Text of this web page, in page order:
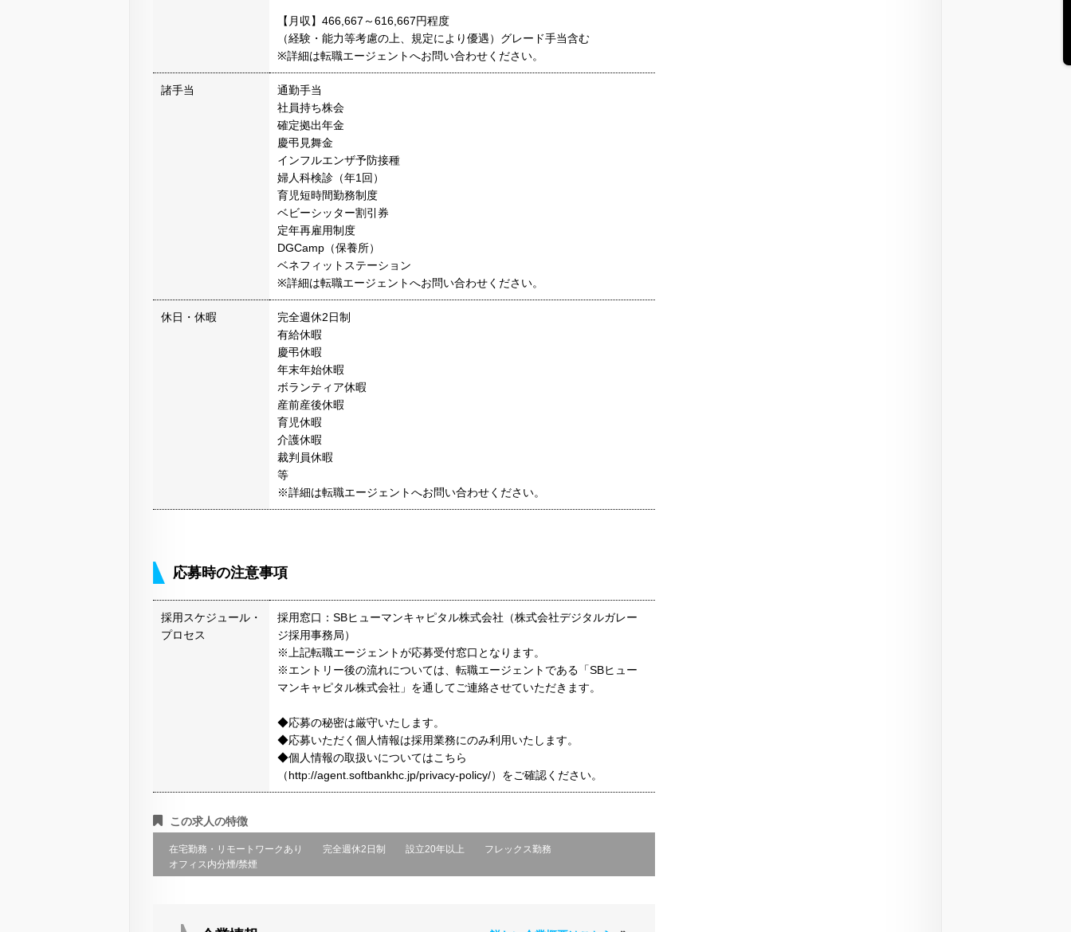
【月収】466,667～616,667円程度
（経験・能力等考慮の上、規定により優遇）グレード手当含む
※詳細は転職エージェントへお問い合わせください。
諸手当
通勤手当
社員持ち株会
確定拠出年金
慶弔見舞金
インフルエンザ予防接種
婦人科検診（年1回）
育児短時間勤務制度
ベビーシッター割引券
定年再雇用制度
DGCamp（保養所）
ベネフィットステーション
※詳細は転職エージェントへお問い合わせください。
休日・休暇
完全週休2日制
有給休暇
慶弔休暇
年末年始休暇
ボランティア休暇
産前産後休暇
育児休暇
介護休暇
裁判員休暇
等
※詳細は転職エージェントへお問い合わせください。
応募時の注意事項
採用スケジュール・
プロセス
採用窓口：SBヒューマンキャピタル株式会社（株式会社デジタルガレー
ジ採用事務局）
※上記転職エージェントが応募受付窓口となります。
※エントリー後の流れについては、転職エージェントである「SBヒュー
マンキャピタル株式会社」を通してご連絡させていただきます。
◆応募の秘密は厳守いたします。
◆応募いただく個人情報は採用業務にのみ利用いたします。
◆個人情報の取扱いについてはこちら
（http://agent.softbankhc.jp/privacy-policy/）をご確認ください。
この求人の特徴
在宅勤務・リモートワークあり 完全週休2日制 設立20年以上
フレックス勤務
オフィス内分煙/禁煙